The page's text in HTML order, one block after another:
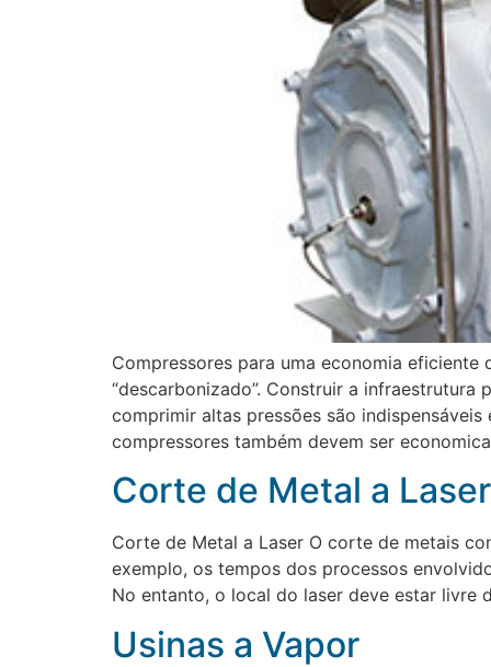
Compressores para uma economia
“descarbonizado”. Construir a
comprimir altas pressões são
compressores também devem ser
Corte de Metal a Laser
Corte de Metal a Laser O corte de metais
exemplo, os tempos dos processos
No entanto, o local do laser deve estar livre
Usinas a Vapor